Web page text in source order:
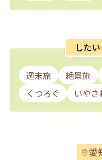
した
週末旅 絶景旅
くつろぐ
いやさ
愛